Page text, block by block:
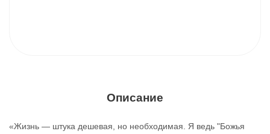
Описание
«Жизнь — штука дешевая, но необходимая. Я ведь "Божья